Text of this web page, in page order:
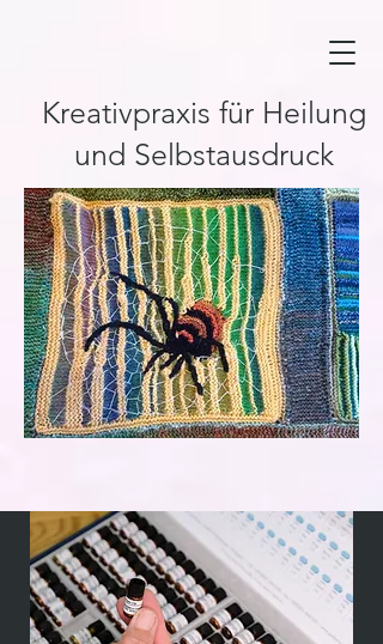
Kreativpraxis für Heilung
und Selbstausdruck